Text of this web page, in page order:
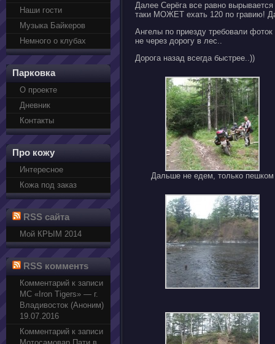
Наши гости
Музыка Байкеров
Немного о клубах
Парковка
О проекте
Дневник
Контакты
Про кожу
Интересное
Кожа под заказ
RSS сайта
Мой КРЫМ 2014
RSS комментs
Комментарий к записи
МС «Iron Tigers» — г.
Владивосток (Аноним)
19.07.2016
Комментарий к записи
Далее Серёга все равно
таки МОЖЕТ ехать 120 по гравию!
Ангелы по приезду требовали
не через дорогу в лес..
Дорога назад всегда быстрее..))
Дальше не едем, только пешком